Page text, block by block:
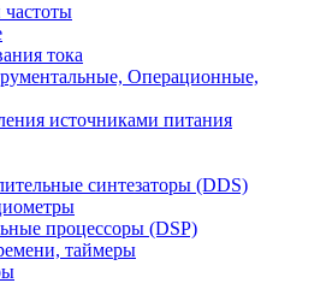
частоты
тока
Операционные,
источниками питания
синтезаторы (DDS)
процессоры (DSP)
таймеры